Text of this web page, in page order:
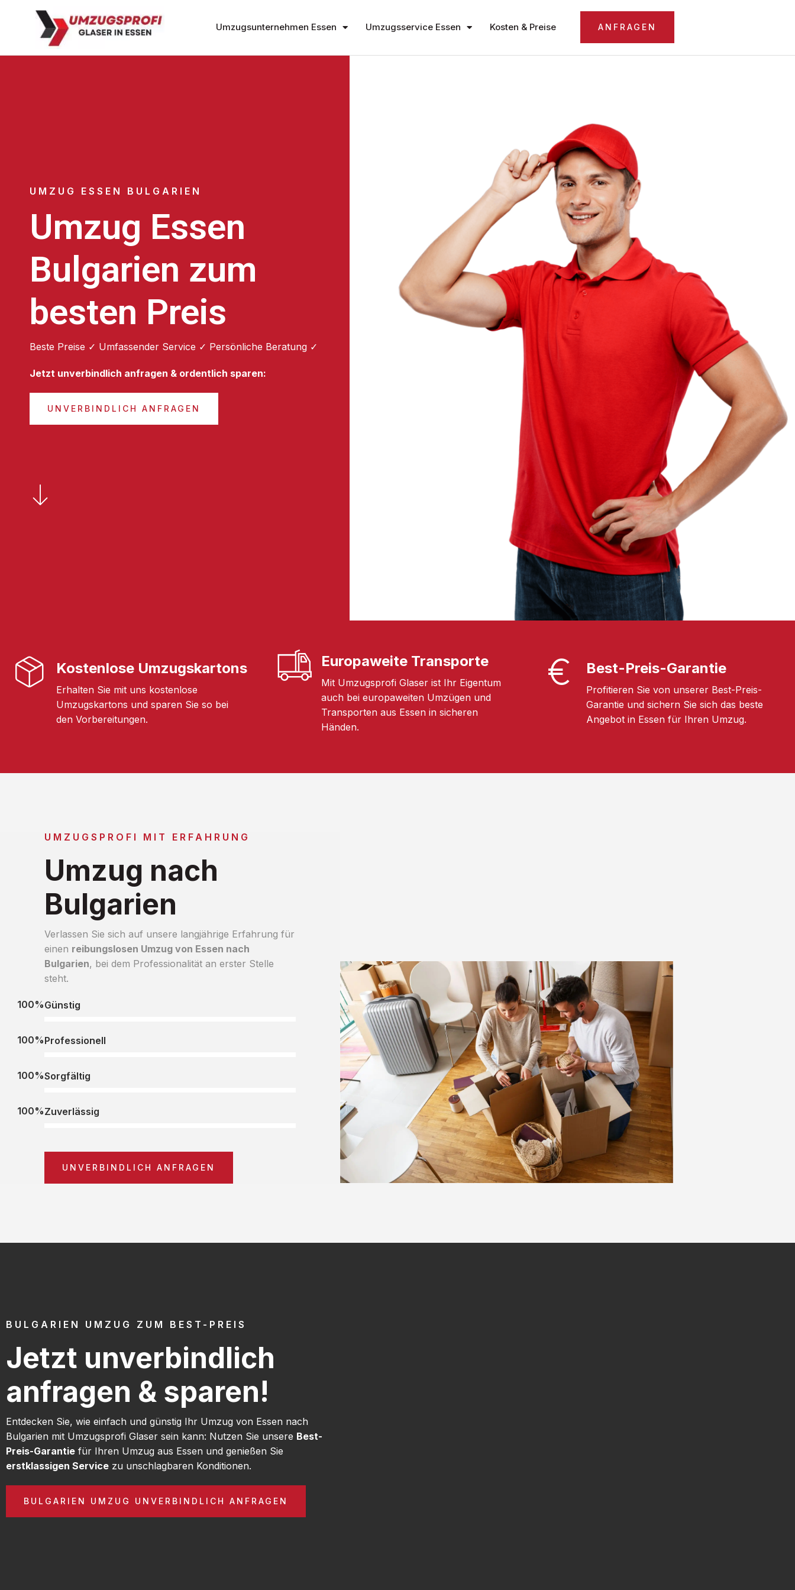
Umzugsunternehmen Essen Umzugsservice Essen Kosten & Preise ANFRAGEN
UMZUG ESSEN BULGARIEN
Umzug Essen
Bulgarien zum
besten Preis
Beste Preise ✓ Umfassender Service ✓ Persönliche Beratung ✓
Jetzt unverbindlich anfragen & ordentlich sparen:
UNVERBINDLICH ANFRAGEN
Kostenlose Umzugskartons
Erhalten Sie mit uns kostenlose
Umzugskartons und sparen Sie so bei
den Vorbereitungen.
Europaweite Transporte
Mit Umzugsprofi Glaser ist Ihr Eigentum
auch bei europaweiten Umzügen und
Transporten aus Essen in sicheren
Händen.
Best-Preis-Garantie
Profitieren Sie von unserer Best-Preis-
Garantie und sichern Sie sich das beste
Angebot in Essen für Ihren Umzug.
UMZUGSPROFI MIT ERFAHRUNG
Umzug nach
Bulgarien
Verlassen Sie sich auf unsere langjährige Erfahrung für
einen reibungslosen Umzug von Essen nach
Bulgarien, bei dem Professionalität an erster Stelle
steht.
Günstig
100%
Professionell
100%
Sorgfältig
100%
Zuverlässig
100%
UNVERBINDLICH ANFRAGEN
BULGARIEN UMZUG ZUM BEST-PREIS
Jetzt unverbindlich
anfragen & sparen!
Entdecken Sie, wie einfach und günstig Ihr Umzug von Essen nach
Bulgarien mit Umzugsprofi Glaser sein kann: Nutzen Sie unsere Best-
Preis-Garantie für Ihren Umzug aus Essen und genießen Sie
erstklassigen Service zu unschlagbaren Konditionen.
BULGARIEN UMZUG UNVERBINDLICH ANFRAGEN